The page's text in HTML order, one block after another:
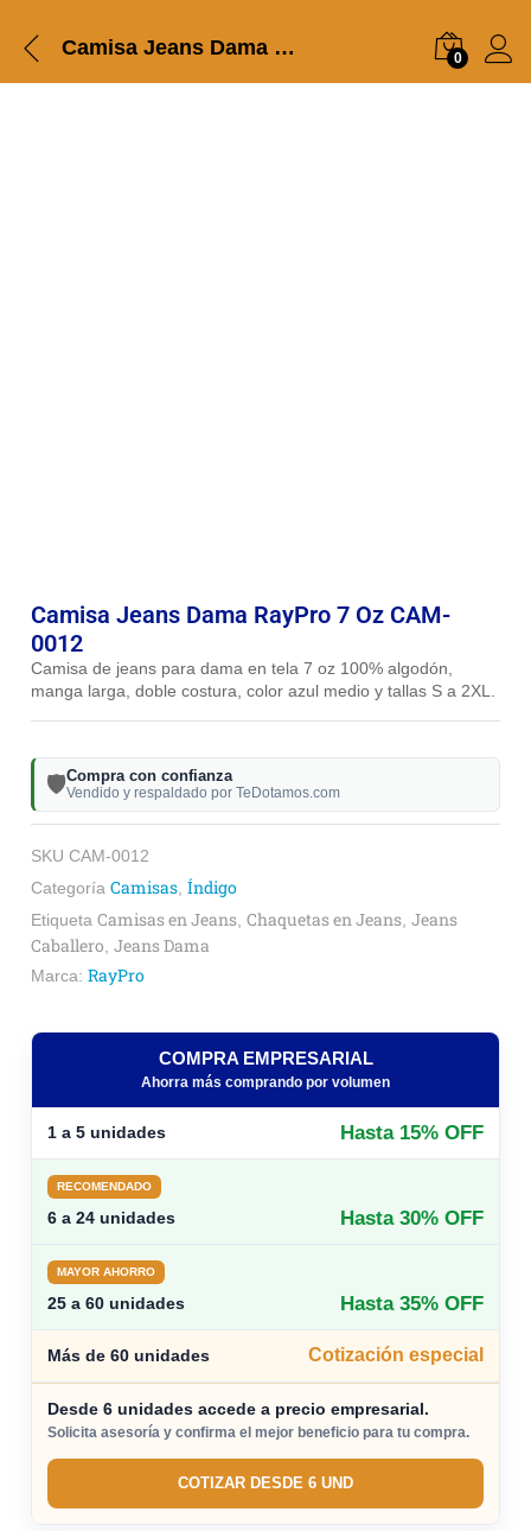
Camisa Jeans Dama RayPro 7 Oz CAM-0012 0
Camisa Jeans Dama RayPro 7 Oz CAM-
0012
Camisa de jeans para dama en tela 7 oz 100% algodón,
manga larga, doble costura, color azul medio y tallas S a 2XL.
🛡️Compra con confianza
Vendido y respaldado por TeDotamos.com
SKU CAM-0012
Categoría Camisas Índigo
Etiqueta Camisas en Jeans Chaquetas en Jeans Jeans
Caballero Jeans Dama
Marca: RayPro
COMPRA EMPRESARIAL
Ahorra más comprando por volumen
1 a 5 unidades Hasta 15% OFF
RECOMENDADO
6 a 24 unidades Hasta 30% OFF
MAYOR AHORRO
25 a 60 unidades Hasta 35% OFF
Más de 60 unidades Cotización especial
Desde 6 unidades accede a precio empresarial.
Solicita asesoría y confirma el mejor beneficio para tu compra.
COTIZAR DESDE 6 UND